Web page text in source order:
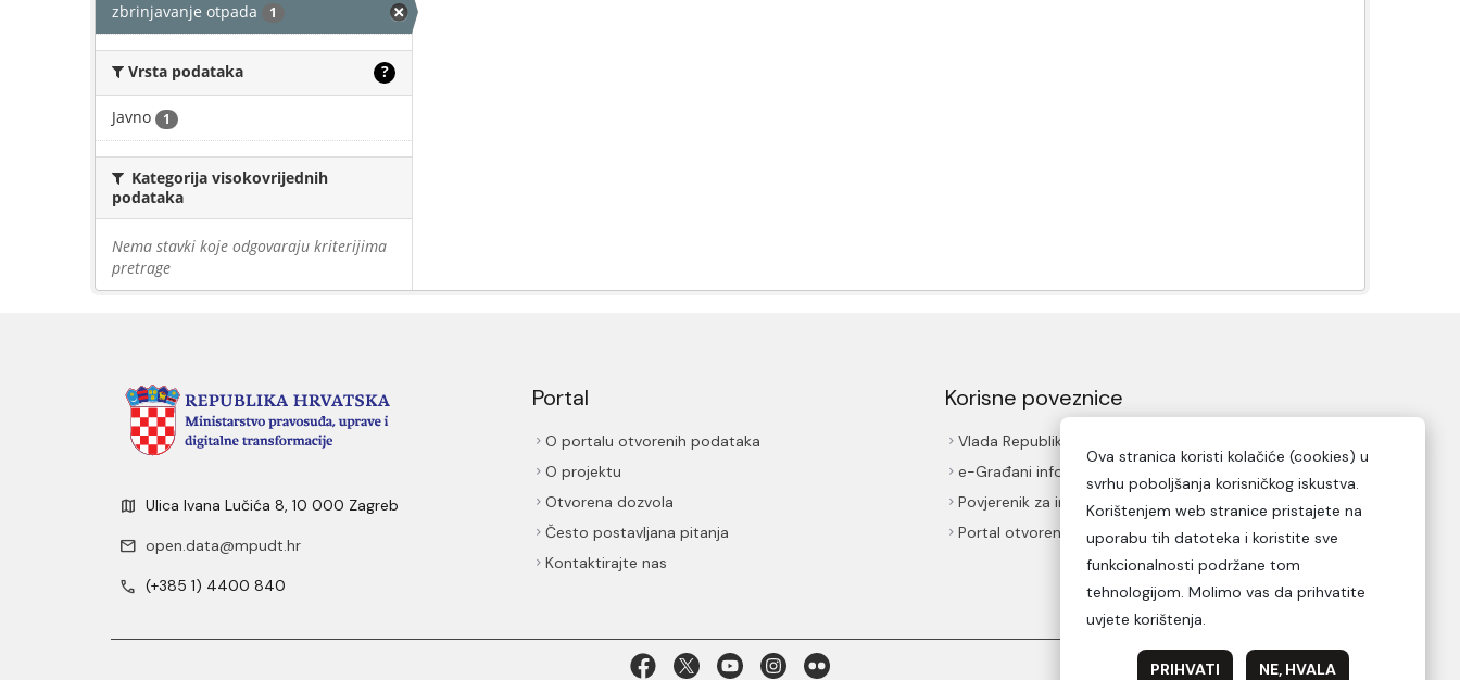
zbrinjavanje otpada 1
Vrsta podataka ?
Javno 1
Kategorija visokovrijednih
podataka
Nema stavki koje odgovaraju kriterijima
pretrage